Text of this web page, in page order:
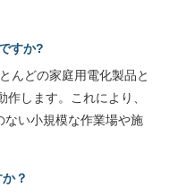
すか?
んどの家庭用電化製品と
します。これにより、
ない小規模な作業場や施
？